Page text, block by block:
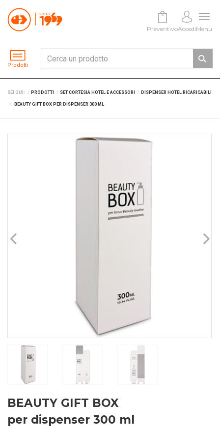
Prodotti
PreventivoAccediMenu
SEI QUI: PRODOTTI SET CORTESIA HOTEL E ACCESSORI DISPENSER HOTEL RICARICABILI
BEAUTY GIFT BOX PER DISPENSER 300 ML
BEAUTY GIFT BOX
per dispenser 300 ml